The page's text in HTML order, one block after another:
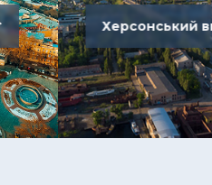
Херсонський